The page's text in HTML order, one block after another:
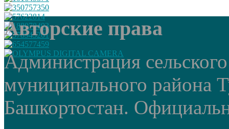
Авторские права
Администрация
муниципального района
Башкортостан.